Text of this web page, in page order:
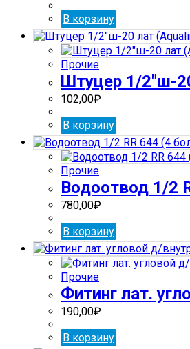
В корзину
Прочие
Штуцер 1/2″ш-
102,00₽
В корзину
Прочие
Водоотвод 1/2
780,00₽
В корзину
Прочие
Фитинг лат.
190,00₽
В корзину